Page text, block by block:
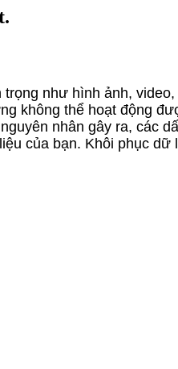
như hình ảnh,
không thể hoạt động
nhân gây ra, các
của bạn. Khôi phục